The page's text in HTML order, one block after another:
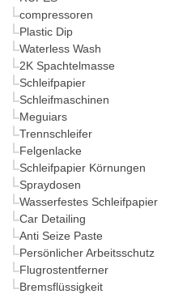
compressoren
Plastic Dip
Waterless Wash
2K Spachtelmasse
Schleifpapier
Schleifmaschinen
Meguiars
Trennschleifer
Felgenlacke
Schleifpapier Körnungen
Spraydosen
Wasserfestes Schleifpapier
Car Detailing
Anti Seize Paste
Persönlicher Arbeitsschutz
Flugrostentferner
Bremsflüssigkeit